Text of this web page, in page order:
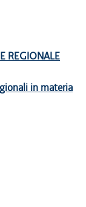
REGIONALE
in materia